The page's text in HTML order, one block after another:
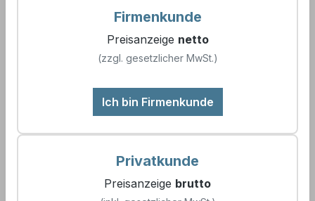
Preis auf Anfrage
Zum Merkzettel hinzufügen
Artikelnummer:155177
4260682384577
Messparameter: Carbonathärte
Firmenkunde
Preisanzeige netto
(zzgl. gesetzlicher MwSt.)
Ich bin Firmenkunde
Privatkunde
Preisanzeige brutto